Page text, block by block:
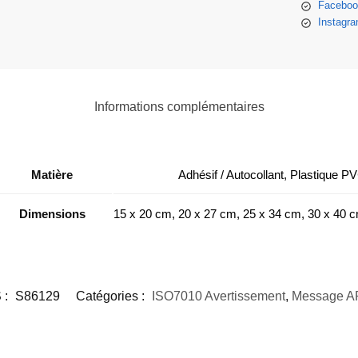
Informations complémentaires
Matière Adhésif / Autocollant, Plastique
Dimensions 15 x 20 cm, 20 x 27 cm, 25 x 34 cm, 30 x 40
: S86129 Catégories : ISO7010 Avertissement, Message